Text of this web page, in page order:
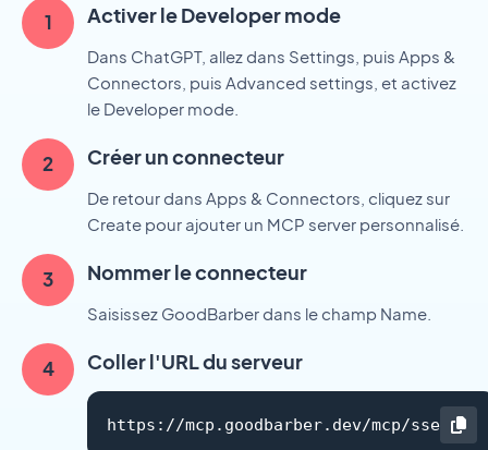
Activer le Developer mode
Dans ChatGPT, allez dans Settings, puis Apps &
Connectors, puis Advanced settings, et activez
le Developer mode.
Créer un connecteur
De retour dans Apps & Connectors, cliquez sur
Create pour ajouter un MCP server personnalisé.
Nommer le connecteur
Saisissez GoodBarber dans le champ Name.
Coller l'URL du serveur
https://mcp.goodbarber.dev/mcp/sse